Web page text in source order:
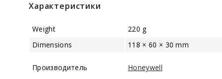
Характеристики
Weight
220 g
Dimensions
118 × 60 × 30 mm
Производитель Honeywell